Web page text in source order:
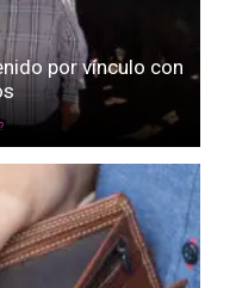
por vínculo con